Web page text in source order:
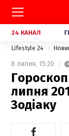
24 КАНАЛ
Lifestyle 24
8 липня, 15:20
липня
Зодіаку